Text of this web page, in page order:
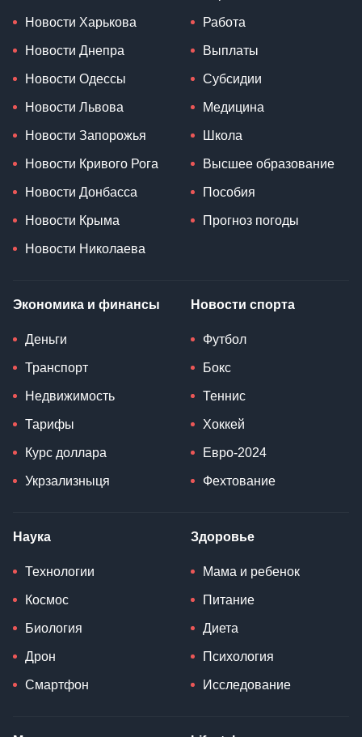
Новости Харькова
Новости Днепра
Новости Одессы
Новости Львова
Новости Запорожья
Новости Кривого Рога
Новости Донбасса
Новости Крыма
Новости Николаева
Работа
Выплаты
Субсидии
Медицина
Школа
Высшее образование
Пособия
Прогноз погоды
Экономика и финансы
Деньги
Транспорт
Недвижимость
Тарифы
Курс доллара
Укрзализныця
Новости спорта
Футбол
Бокс
Теннис
Хоккей
Евро-2024
Фехтование
Наука
Технологии
Космос
Биология
Дрон
Смартфон
Здоровье
Мама и ребенок
Питание
Диета
Психология
Исследование